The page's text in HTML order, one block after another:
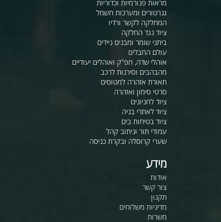
מראות פנורמיות וכדוריות
גנרטורים ומערכות חשמל
המחלקה לקשר ורדיו
ציוד נגד החלקה
ביתני שומר ומבנים ניידים
עולם החבלים
אוהלי שדה, חפ"ק ואוהלים יעודיים
מהבהבים וסירנות לרכב
תאורת אזהרה למטוסים
סרטי סימון ואזהרה
ציוד לחניונים
ציוד לאתרי בניה
ציוד בטיחות בים
עמודי תור וניתוב קהל
שערי קרוסלה ובקרת כניסה
מידע
אודות
צור קשר
תקנון
מדיניות משלוחים
משרות